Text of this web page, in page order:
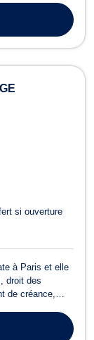
et
si ouverture
à Paris et elle
droit des
de créance,
des